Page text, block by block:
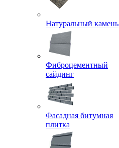
Натуральный камень
Фиброцементный
сайдинг
Фасадная битумная
плитка